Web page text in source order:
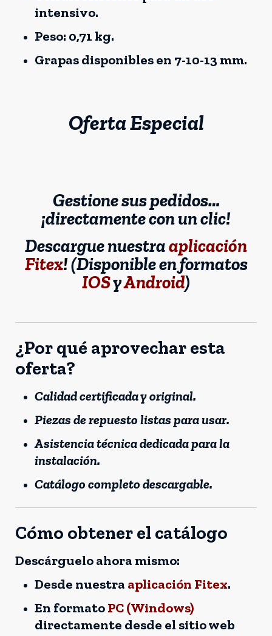
intensivo.
Peso: 0,71 kg.
Grapas disponibles en 7-10-13 mm.
Oferta Especial
Gestione sus pedidos…
¡directamente con un clic!
Descargue nuestraaplicación
Fitex!(Disponible en formatos
IOSyAndroid)
¿Por qué aprovechar esta
oferta?
Calidad certificada y original.
Piezas de repuesto listas para usar.
Asistencia técnica dedicada para la
instalación.
Catálogo completo descargable.
Cómo obtener el catálogo
Descárguelo ahora mismo:
Desde nuestra aplicación Fitex.
En formatoPC (Windows)
directamente desde el sitio web